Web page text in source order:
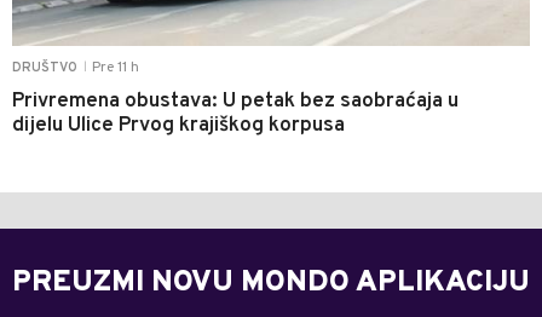
DRUŠTVO Pre 11 h
Privremena obustava: U petak bez saobraćaja u
dijelu Ulice Prvog krajiškog korpusa
PREUZMI NOVU MONDO APLIKACIJU